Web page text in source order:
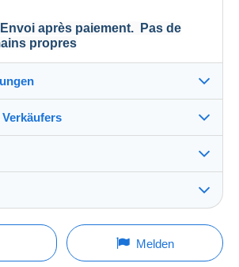
après paiement. Pas de
propres
im Detail
innerhalb von 3 Tagen
Rücksendekosten gehen zu Lasten
100%(53634x)
Shop
stellen zu können, müssen Sie
wird um eine Minute verlängert, wenn
eine Minute vor Ablauf der Frist ein
wird.
Melden